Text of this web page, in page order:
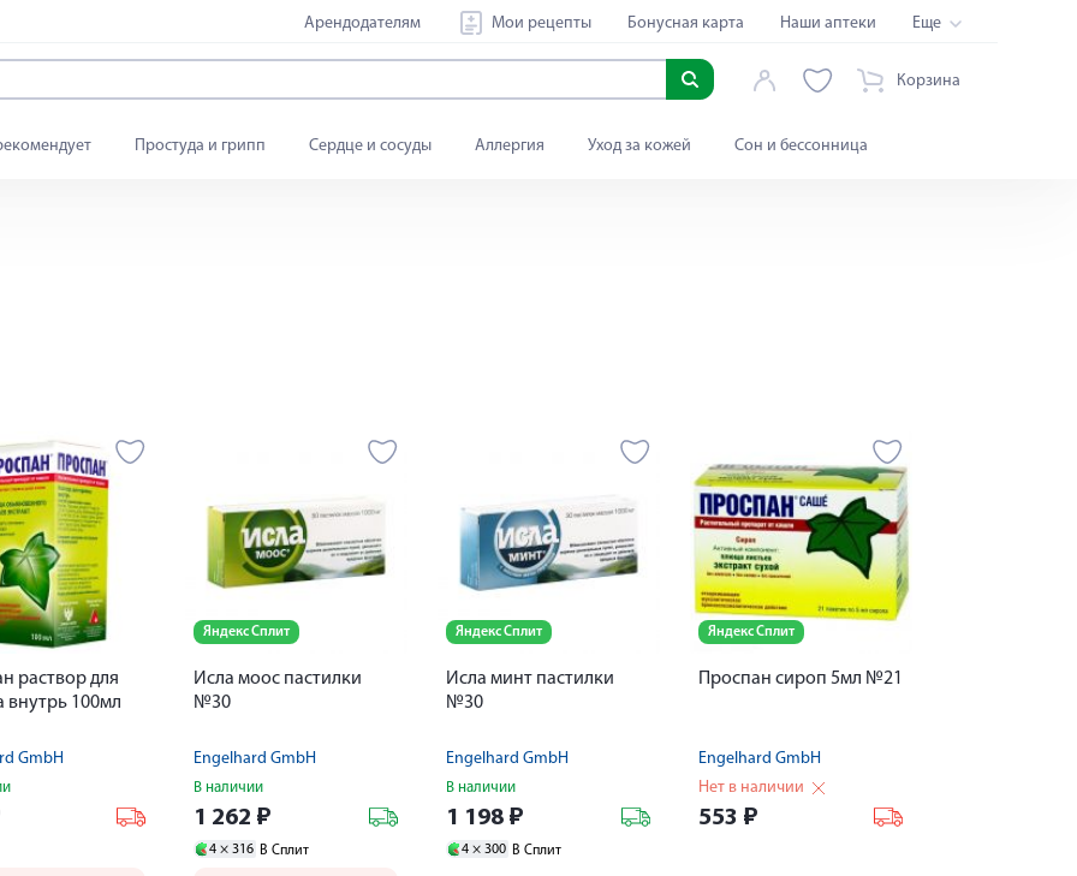
Арендодателям Мои рецепты Бонусная карта Наши аптеки Еще
Корзина
Простуда и грипп Сердце и сосуды Аллергия Уход за кожей Сон и бессонница
раствор для
внутрь 100мл
GmbH
Яндекс Сплит
Исла моос пастилки
№30
Engelhard GmbH
В наличии
1 262 ₽
4 × 316 В Сплит
Яндекс Сплит
Исла минт пастилки
№30
Engelhard GmbH
В наличии
1 198 ₽
4 × 300 В Сплит
Яндекс Сплит
Проспан сироп 5мл №21
Engelhard GmbH
Нет в наличии
553 ₽